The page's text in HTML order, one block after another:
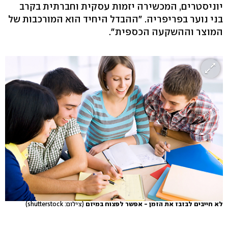
יוניסטרים, המכשירה יזמות עסקית וחברתית בקרב
בני נוער בפריפריה. "ההבדל היחיד הוא המורכבות של
המוצר וההשקעה הכספית".
לא חייבים לבזבז את הזמן - אפשר לפצוח במיזם (צילום: shutterstock)